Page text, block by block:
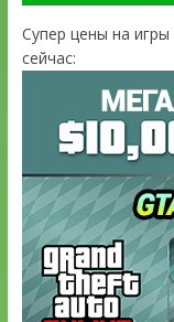
Супер цены на
сейчас: